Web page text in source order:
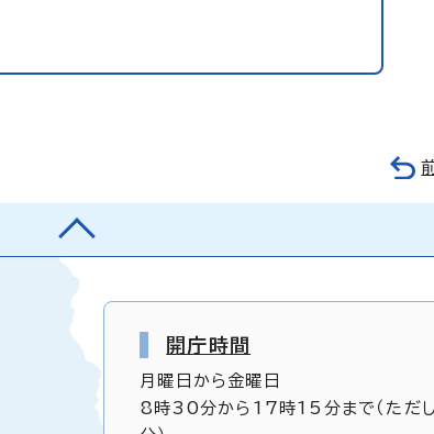
開庁時間
月曜日から金曜日
8時30分から17時15分まで（ただ